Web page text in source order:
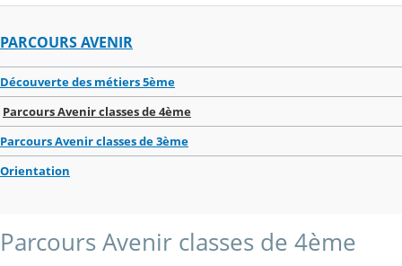
PARCOURS AVENIR
Découverte des métiers 5ème
Parcours Avenir classes de 4ème
Parcours Avenir classes de 3ème
Orientation
Parcours Avenir classes de 4ème